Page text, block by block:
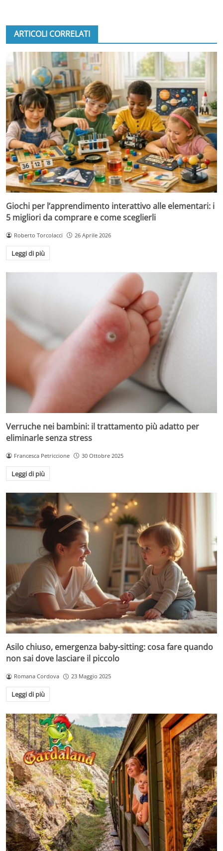
ARTICOLI CORRELATI
Giochi per l’apprendimento interattivo alle elementari: i
5 migliori da comprare e come sceglierli
Roberto Torcolacci 26 Aprile 2026
Leggi di più
Verruche nei bambini: il trattamento più adatto per
eliminarle senza stress
Francesca Petriccione 30 Ottobre 2025
Leggi di più
Asilo chiuso, emergenza baby-sitting: cosa fare quando
non sai dove lasciare il piccolo
Romana Cordova 23 Maggio 2025
Leggi di più